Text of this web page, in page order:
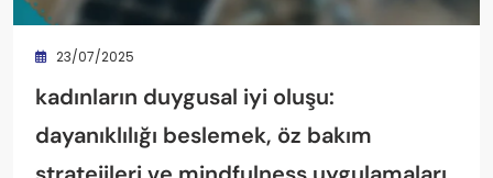
23/07/2025
kadınların duygusal iyi oluşu:
dayanıklılığı beslemek, öz bakım